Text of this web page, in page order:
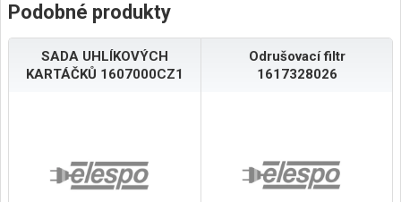
Podobné produkty
SADA UHLÍKOVÝCH
KARTÁČKŮ 1607000CZ1
Odrušovací filtr
1617328026